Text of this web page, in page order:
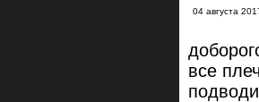
04 августа
все